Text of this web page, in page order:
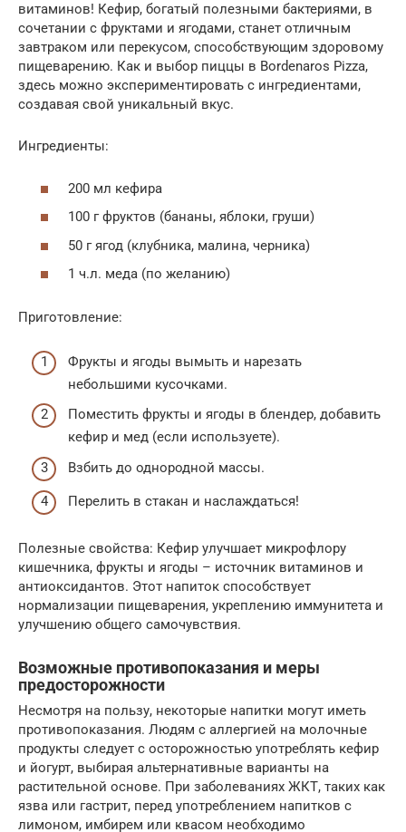
витаминов! Кефир, богатый полезными бактериями, в
сочетании с фруктами и ягодами, станет отличным
завтраком или перекусом, способствующим здоровому
пищеварению. Как и выбор пиццы в Bordenaros Pizza,
здесь можно экспериментировать с ингредиентами,
создавая свой уникальный вкус.
Ингредиенты:
200 мл кефира
100 г фруктов (бананы, яблоки, груши)
50 г ягод (клубника, малина, черника)
1 ч.л. меда (по желанию)
Приготовление:
Фрукты и ягоды вымыть и нарезать
небольшими кусочками.
Поместить фрукты и ягоды в блендер, добавить
кефир и мед (если используете).
Взбить до однородной массы.
Перелить в стакан и наслаждаться!
Полезные свойства: Кефир улучшает микрофлору
кишечника, фрукты и ягоды – источник витаминов и
антиоксидантов. Этот напиток способствует
нормализации пищеварения, укреплению иммунитета и
улучшению общего самочувствия.
Возможные противопоказания и меры
предосторожности
Несмотря на пользу, некоторые напитки могут иметь
противопоказания. Людям с аллергией на молочные
продукты следует с осторожностью употреблять кефир
и йогурт, выбирая альтернативные варианты на
растительной основе. При заболеваниях ЖКТ, таких как
язва или гастрит, перед употреблением напитков с
лимоном, имбирем или квасом необходимо